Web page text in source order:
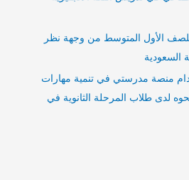
الأول المتوسط من وجهة نظر
السعودية
منصة مدرستي في تنمية مهارات
نحوه لدى طلاب المرحلة الثانوية في